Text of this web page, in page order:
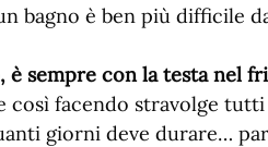
bagno è ben più difficile
sempre con la testa nel
così facendo stravolge
giorni deve durare…